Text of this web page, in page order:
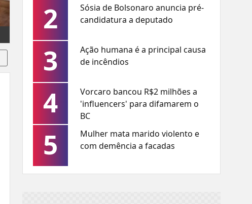
2
Sósia de Bolsonaro anuncia pré-
candidatura a deputado
3
Ação humana é a principal causa
de incêndios
4
Vorcaro bancou R$2 milhões a
'influencers' para difamarem o
BC
5
Mulher mata marido violento e
com demência a facadas